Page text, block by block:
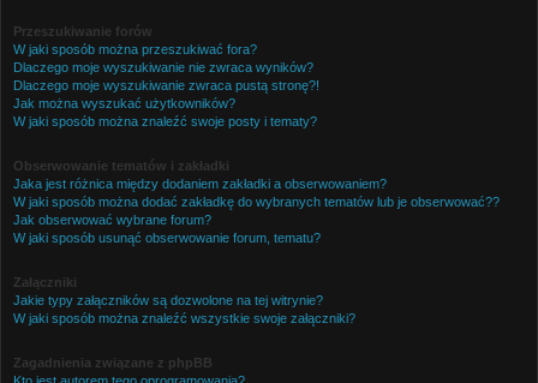
Przeszukiwanie forów
W jaki sposób można przeszukiwać fora?
Dlaczego moje wyszukiwanie nie zwraca wyników?
Dlaczego moje wyszukiwanie zwraca pustą stronę?!
Jak można wyszukać użytkowników?
W jaki sposób można znaleźć swoje posty i tematy?
Obserwowanie tematów i zakładki
Jaka jest różnica między dodaniem zakładki a obserwowaniem?
W jaki sposób można dodać zakładkę do wybranych tematów lub je obserwować??
Jak obserwować wybrane forum?
W jaki sposób usunąć obserwowanie forum, tematu?
Załączniki
Jakie typy załączników są dozwolone na tej witrynie?
W jaki sposób można znaleźć wszystkie swoje załączniki?
Zagadnienia związane z phpBB